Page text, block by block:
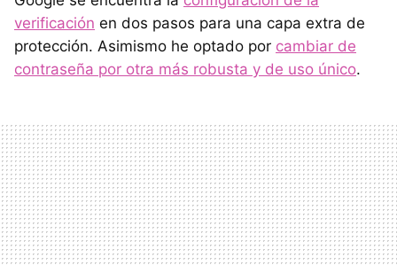
verificación en dos pasos para una capa extra de
protección. Asimismo he optado por cambiar de
contraseña por otra más robusta y de uso único.